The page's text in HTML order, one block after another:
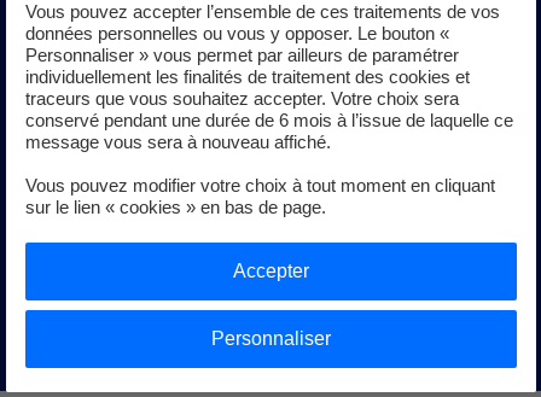
toute transparence
EDF, en tant qu’industriel responsable, assure l’exploitation
de la centrale nucléaire de Belleville-sur-Loire avec la plus
stricte, la sécurité de la centrale est réexaminée en
permanence et fait l’objet d’un suivi et contrôle
quotidien.
Consulter les informations réglementaires
Vous pouvez accepter l’ensemble de ces traitements de vos
données personnelles ou vous y opposer. Le bouton «
Personnaliser » vous permet par ailleurs de paramétrer
individuellement les finalités de traitement des cookies et
traceurs que vous souhaitez accepter. Votre choix sera
conservé pendant une durée de 6 mois à l’issue de laquelle ce
message vous sera à nouveau affiché.
Vous pouvez modifier votre choix à tout moment en cliquant
sur le lien « cookies » en bas de page.
Personnaliser
Accepter